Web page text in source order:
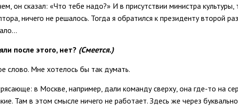
он сказал: «Что тебе надо?» И в присутствии министра
ничего не решалось. Тогда я обратился к президенту второй
после этого, нет? (Смеется.)
слово. Мне хотелось бы так думать.
в Москве, например, дали команду сверху, она где-то на
Там в этом смысле ничего не работает. Здесь же через